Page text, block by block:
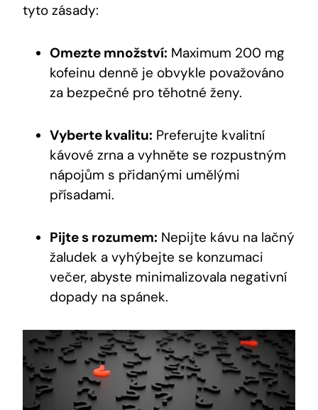
tyto zásady:
Omezte množství: Maximum 200 mg
kofeinu denně je obvykle považováno
za bezpečné pro těhotné ženy.
Vyberte kvalitu: Preferujte kvalitní
kávové zrna a vyhněte se rozpustným
nápojům s přidanými umělými
přísadami.
Pijte s rozumem: Nepijte kávu na lačný
žaludek a vyhýbejte se konzumaci
večer, abyste minimalizovala negativní
dopady na spánek.